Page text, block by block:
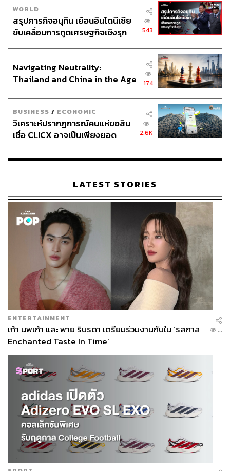
WORLD
สรุปภารกิจอนุทิน เยือนอินโดนีเซีย
ขับเคลื่อนการทูตเศรษฐกิจเชิงรุก
543
Navigating Neutrality:
Thailand and China in the Age
174
BUSINESS / ECONOMIC
วิเคราะห์ปรากฏการณ์คนแห่ขอสิน
เชื่อ CLICX อาจเป็นเพียงยอด
เรือนไทยที่ถูกซุกไว้
2.6K
LATEST STORIES
ENTERTAINMENT
เก้า นพเก้า และ พาย รินรดา เตรียมร่วมงานกันใน ‘รสกาล
Enchanted Taste In Time’
...